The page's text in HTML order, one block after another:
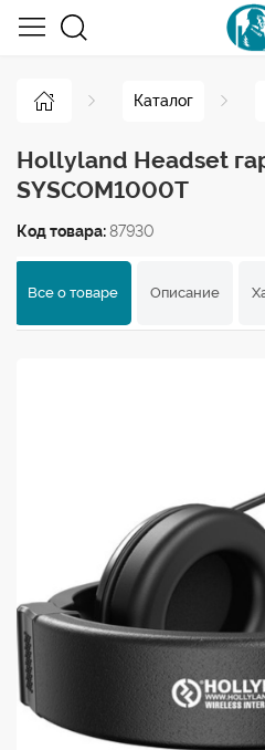
Каталог
Hollyland Headset
SYSCOM1000T
Код товара:87930
Все о товаре Описание